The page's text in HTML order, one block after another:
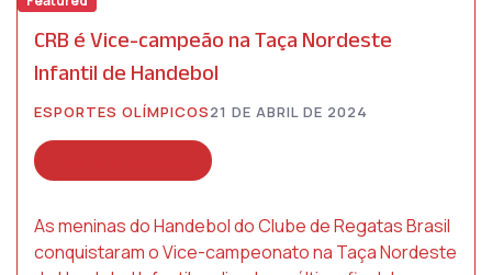
CRB é Vice-campeão na Taça Nordeste
Infantil de Handebol
ESPORTES OLÍMPICOS21 DE ABRIL DE 2024
As meninas do Handebol do Clube de Regatas Brasil
conquistaram o Vice-campeonato na Taça Nordeste